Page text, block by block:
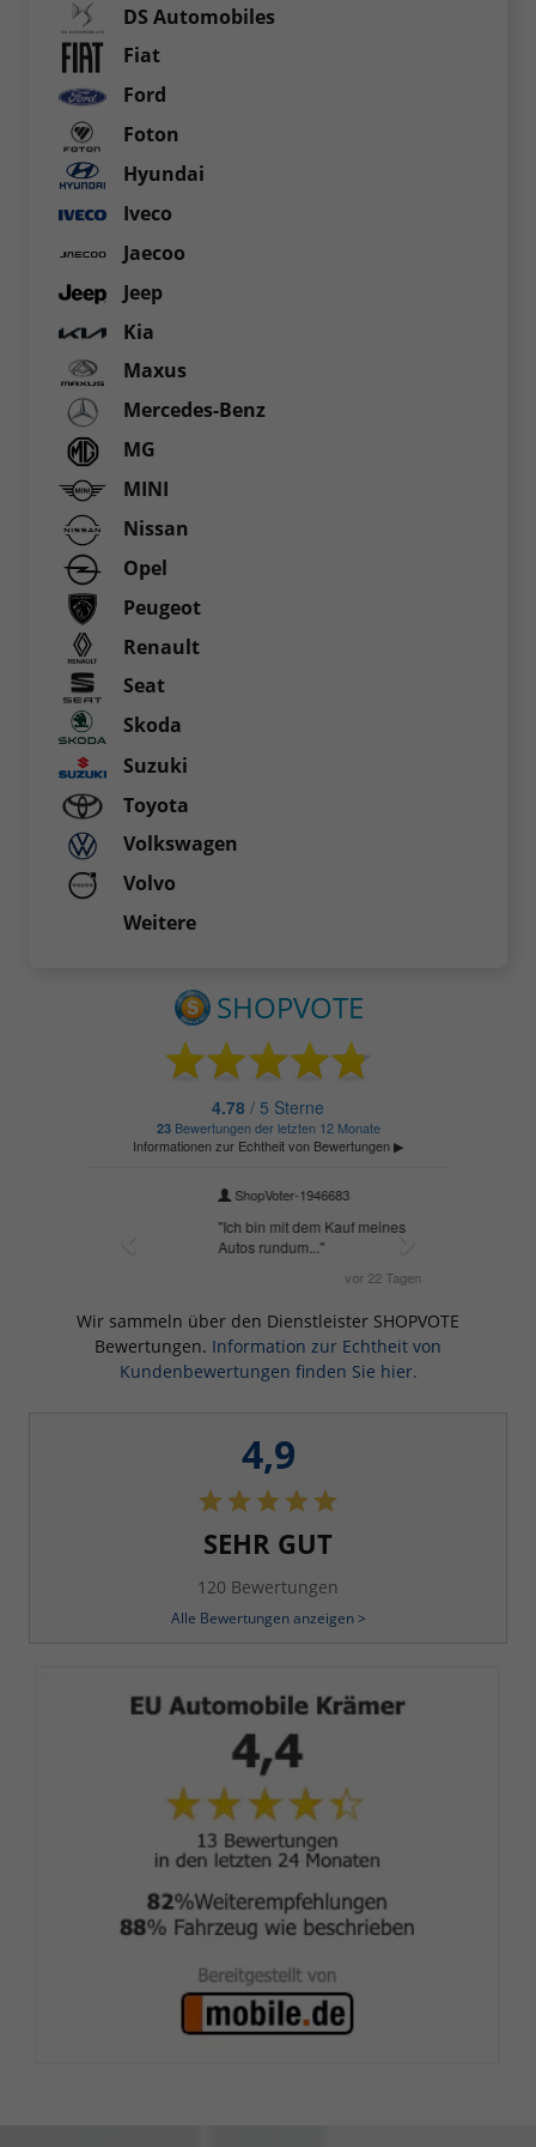
DS Automobiles
Fiat
Ford
Foton
Hyundai
Iveco
Jaecoo
Jeep
Kia
Maxus
Mercedes-Benz
MG
MINI
Nissan
Opel
Peugeot
Renault
Seat
Skoda
Suzuki
Toyota
Volkswagen
Volvo
Weitere
Wir sammeln über den Dienstleister SHOPVOTE
Bewertungen. Information zur Echtheit von
Kundenbewertungen finden Sie hier.
4,9
SEHR GUT
120 Bewertungen
Alle Bewertungen anzeigen >